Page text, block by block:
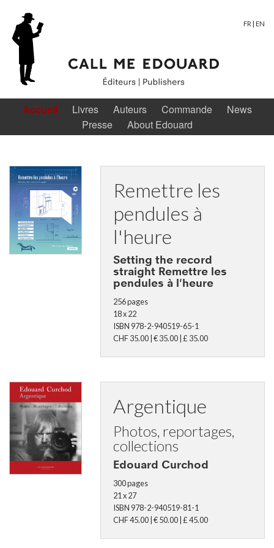
FR | EN
Accueil Livres Auteurs Commande
News
Presse
About Edouard
Remettre les
pendules à
l'heure
Setting the record
straight Remettre les
pendules à l'heure
256 pages
18 x 22
ISBN 978-2-940519-65-1
CHF 35.00 | € 35.00 | £ 35.00
Argentique
Photos, reportages,
collections
Edouard Curchod
300 pages
21 x 27
ISBN 978-2-940519-81-1
CHF 45.00 | € 50.00 | £ 45.00